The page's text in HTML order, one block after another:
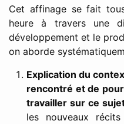
Cet affinage se fait
heure à travers une
développement et le
on aborde
Explication du
rencontré et de
travailler sur ce
les nouveaux